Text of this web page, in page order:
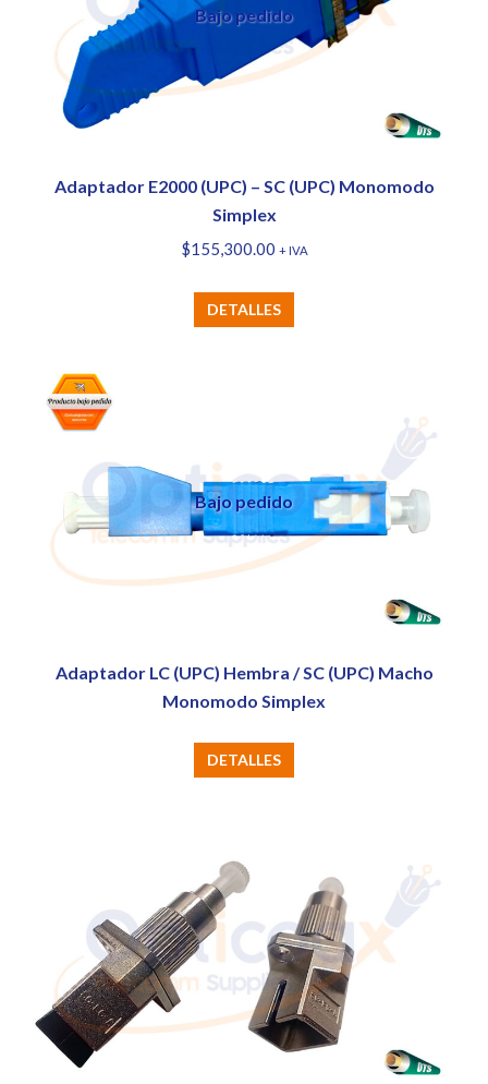
Bajo pedido
Adaptador E2000 (UPC) – SC (UPC) Monomodo
Simplex
$155,300.00 + IVA
DETALLES
Bajo pedido
Adaptador LC (UPC) Hembra / SC (UPC) Macho
Monomodo Simplex
DETALLES